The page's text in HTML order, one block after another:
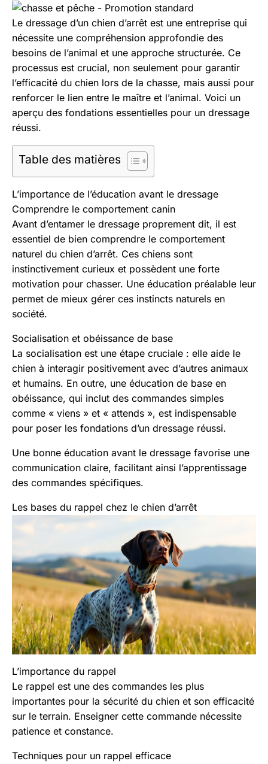
Aller
contenu
Le dressage d’un chien d’arrêt est une entreprise qui
nécessite une compréhension approfondie des
besoins de l’animal et une approche structurée. Ce
processus est crucial, non seulement pour garantir
l’efficacité du chien lors de la chasse, mais aussi pour
renforcer le lien entre le maître et l’animal. Voici un
aperçu des fondations essentielles pour un dressage
réussi.
Table des matières
L’importance de l’éducation avant le dressage
Comprendre le comportement canin
Avant d’entamer le dressage proprement dit, il est
essentiel de bien comprendre le comportement
naturel du chien d’arrêt. Ces chiens sont
instinctivement curieux et possèdent une forte
motivation pour chasser. Une éducation préalable leur
permet de mieux gérer ces instincts naturels en
société.
Socialisation et obéissance de base
La socialisation est une étape cruciale : elle aide le
chien à interagir positivement avec d’autres animaux
et humains. En outre, une éducation de base en
obéissance, qui inclut des commandes simples
comme « viens » et « attends », est indispensable
pour poser les fondations d’un dressage réussi.
Une bonne éducation avant le dressage favorise une
communication claire, facilitant ainsi l’apprentissage
des commandes spécifiques.
Les bases du rappel chez le chien d’arrêt
L’importance du rappel
Le rappel est une des commandes les plus
importantes pour la sécurité du chien et son efficacité
sur le terrain. Enseigner cette commande nécessite
patience et constance.
Techniques pour un rappel efficace